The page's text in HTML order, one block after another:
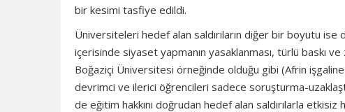
bir kesimi tasfiye edildi.
Üniversiteleri hedef alan saldırıların diğer bir boyutu
içerisinde siyaset yapmanın yasaklanması, türlü baskı
Boğaziçi Üniversitesi örneğinde olduğu gibi (Afrin
devrimci ve ilerici öğrencileri sadece soruşturma-
de eğitim hakkını doğrudan hedef alan saldırılarla etkisiz